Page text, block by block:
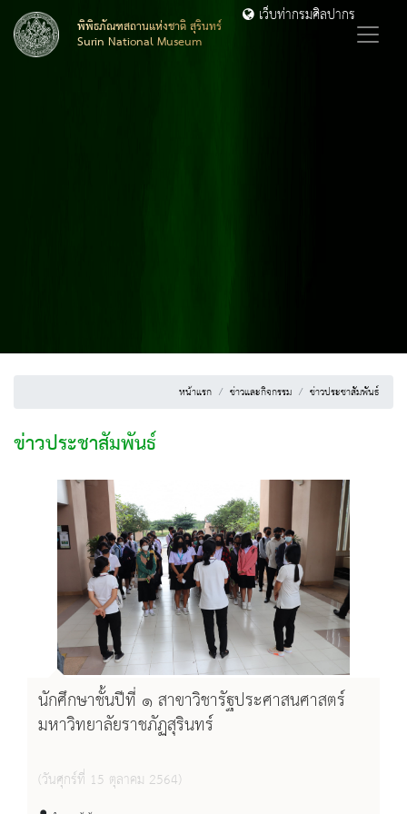
พิพิธภัณฑสถานแห่งชาติ สุรินทร์
Surin National Museum
เว็บท่ากรมศิลปากร
หน้าแรก ข่าวและกิจกรรม ข่าวประชาสัมพันธ์
ข่าวประชาสัมพันธ์
นักศึกษาชั้นปีที่ ๑ สาขาวิชารัฐประศาสนศาสตร์
มหาวิทยาลัยราชภัฏสุรินทร์
(วันศุกร์ที่ 15 ตุลาคม 2564)